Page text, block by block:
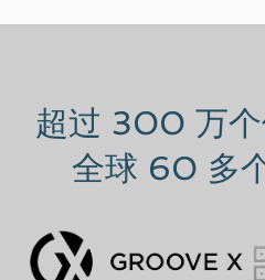
超过 300 万个
全球 60 多